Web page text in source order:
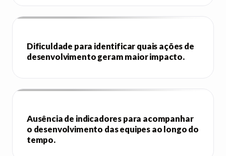
Dificuldade para identificar quais ações de
desenvolvimento geram maior impacto.
Ausência de indicadores para acompanhar
o desenvolvimento das equipes ao longo do
tempo.